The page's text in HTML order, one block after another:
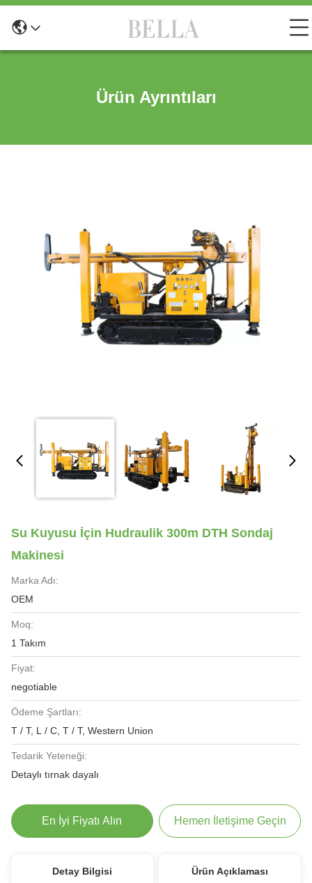
Ürün Ayrıntıları
Su Kuyusu İçin Hudraulik 300m DTH Sondaj
Makinesi
Marka Adı:
OEM
Moq:
1 Takım
Fiyat:
negotiable
Ödeme Şartları:
T / T, L / C, T / T, Western Union
Tedarik Yeteneği:
Detaylı tırnak dayalı
En İyi Fiyatı Alın Hemen İletişime Geçin
Detay Bilgisi Ürün Açıklaması